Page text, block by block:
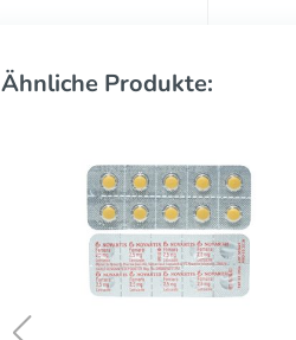
Ähnliche Produkte: